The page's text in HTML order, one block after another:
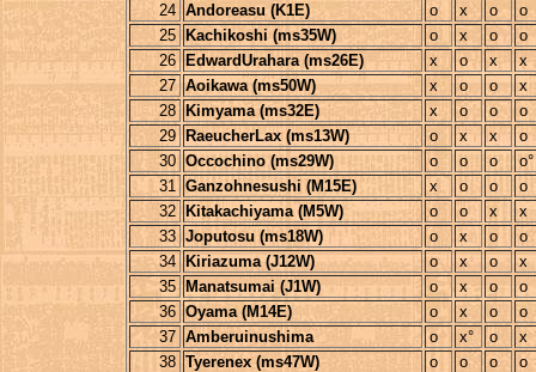
24 Andoreasu (K1E) o x o
o
25
Kachikoshi (ms35W) o x o
o
26
EdwardUrahara (ms26E) x o x
x
27 Aoikawa (ms50W) x o o
x
28
Kimyama (ms32E) x o o
o
29
RaeucherLax (ms13W) o x x
o
30 Occochino (ms29W) o o o
o°
31 Ganzohnesushi (M15E) x o o
o
32
Kitakachiyama (M5W) o o x
x
33 Joputosu (ms18W) o x o
o
34 Kiriazuma (J12W) o x o
x
35
Manatsumai (J1W) o x o
o
36 Oyama (M14E) o x o
o
37 Amberuinushima o x° o
x
38 Tyerenex (ms47W) o o o
o